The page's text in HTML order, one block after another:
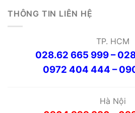
THÔNG TIN LIÊN HỆ
TP. HCM
028.62 665 999 –
0972 404 444 –
Hà Nội